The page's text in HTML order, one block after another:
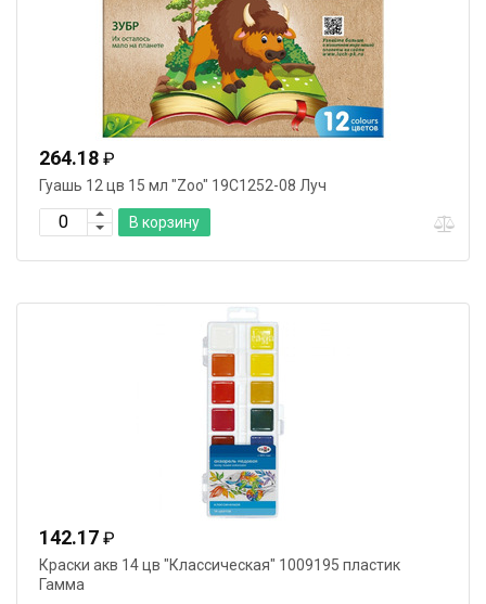
264.18 ₽
Гуашь 12 цв 15 мл "Zoo" 19С1252-08 Луч
В корзину
142.17 ₽
Краски акв 14 цв "Классическая" 1009195 пластик
Гамма